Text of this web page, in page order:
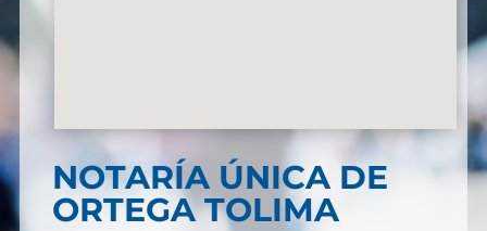
NOTARÍA ÚNICA DE
ORTEGA TOLIMA